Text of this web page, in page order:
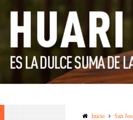
Inicio San